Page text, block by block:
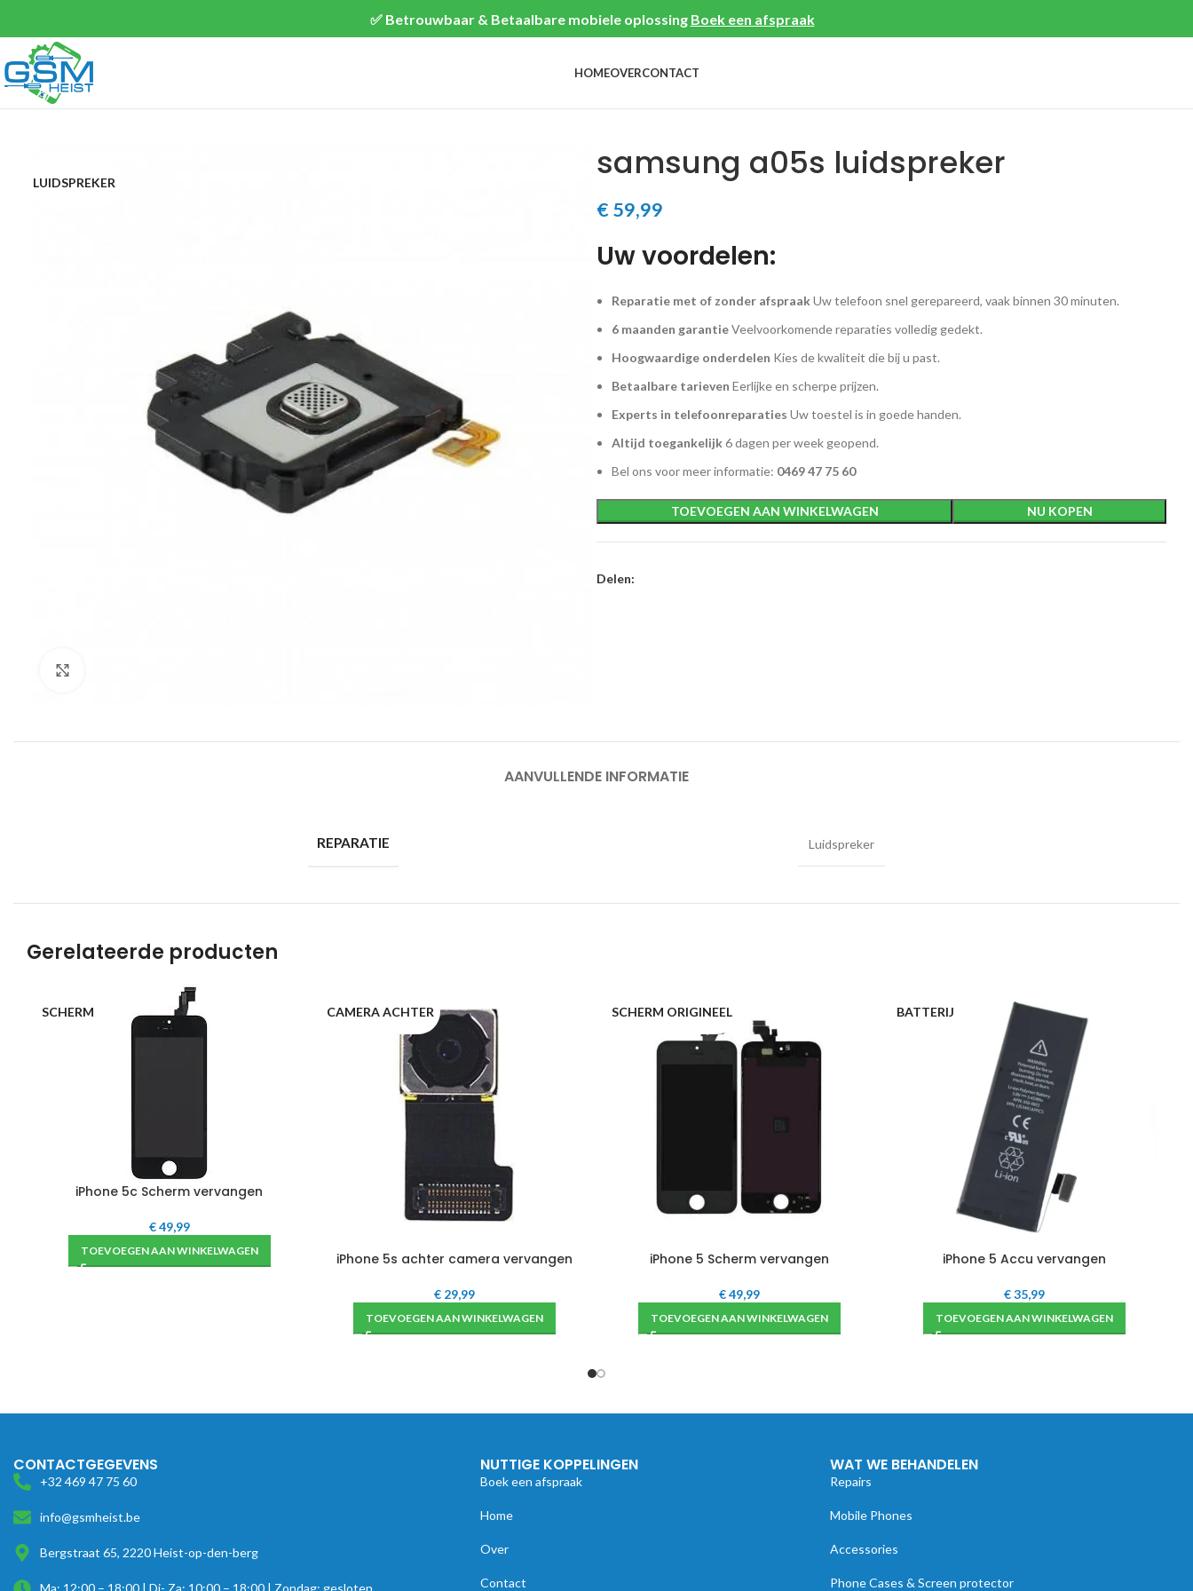
✅ Betrouwbaar & Betaalbare mobiele oplossing Boek een afspraak
HOMEOVERCONTACT
LUIDSPREKER samsung a05s luidspreker
€ 59,99
Uw voordelen:
Reparatie met of zonder afspraakUw telefoon snel gerepareerd, vaak binnen 30 minuten.
6 maanden garantieVeelvoorkomende reparaties volledig gedekt.
Hoogwaardige onderdelen Kies de kwaliteit die bij u past.
Betaalbare tarieven Eerlijke en scherpe prijzen.
Experts in telefoonreparaties Uw toestel is in goede handen.
Altijd toegankelijk6 dagen per week geopend.
Bel ons voor meer informatie: 0469 47 75 60
TOEVOEGEN AAN WINKELWAGEN NU KOPEN
Delen:
AANVULLENDE INFORMATIE
REPARATIE Luidspreker
Gerelateerde producten
SCHERM
iPhone 5c Scherm vervangen
€49,99
TOEVOEGEN AAN WINKELWAGEN
CAMERA ACHTER
iPhone 5s achter camera vervangen
€29,99
TOEVOEGEN AAN WINKELWAGEN
SCHERM ORIGINEEL
iPhone 5 Scherm vervangen
€49,99
TOEVOEGEN AAN WINKELWAGEN
BATTERIJ
iPhone 5 Accu vervangen
€35,99
TOEVOEGEN AAN WINKELWAGEN
CONTACTGEGEVENS
+32 469 47 75 60
info@gsmheist.be
Bergstraat 65, 2220 Heist-op-den-berg
Ma: 12:00 – 18:00 | Di- Za: 10:00 – 18:00 | Zondag: gesloten
NUTTIGE KOPPELINGEN
Boek een afspraak
Home
Over
Contact
WAT WE BEHANDELEN
Repairs
Mobile Phones
Accessories
Phone Cases & Screen protector